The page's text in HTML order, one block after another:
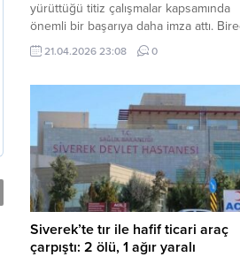
yürüttüğü titiz çalışmalar kapsamında
önemli bir başarıya daha imza attı.
ilçesinde düzenlenen operasyonla,
hakkında kesinleşmiş hapis cezası
teslim edildi. Haber Merkezi – Şanlıurfa
Valiliği İl Basın ve Halkla İlişkiler
Müdürlüğü tarafından yapılan
göre; İl...
21.04.2026 23:08 0
Siverek’te tır ile hafif ticari araç
çarpıştı: 2 ölü, 1 ağır yaralı